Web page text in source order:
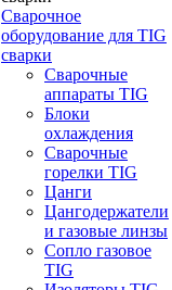
Сварочное
оборудование для TIG
сварки
Сварочные
аппараты TIG
Блоки
охлаждения
Сварочные
горелки TIG
Цанги
Цангодержатели
и газовые линзы
Сопло газовое
TIG